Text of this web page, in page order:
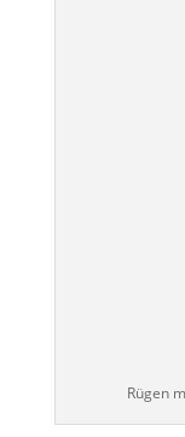
Rügen